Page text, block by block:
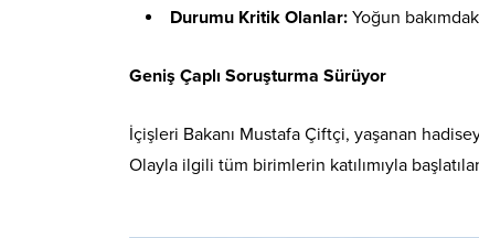
Durumu Kritik Olanlar: Yoğun
Geniş Çaplı Soruşturma Sürüyor
İçişleri Bakanı Mustafa Çiftçi, yaşanan
Olayla ilgili tüm birimlerin katılımıyla